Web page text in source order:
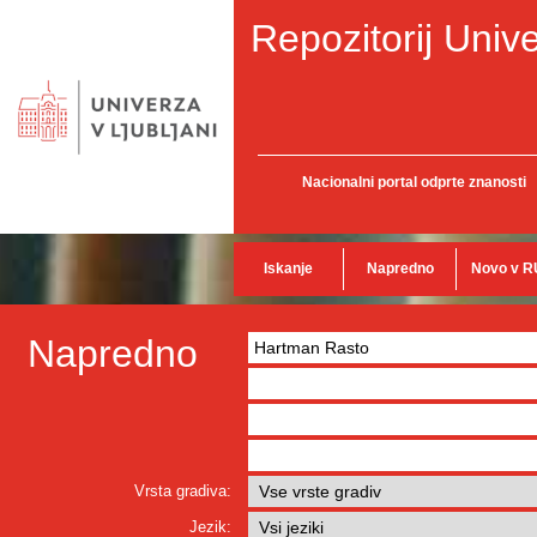
Repozitorij
Nacionalni portal odprte znanosti
Iskanje Napredno Novo v
Napredno
Vrsta gradiva:
Jezik: